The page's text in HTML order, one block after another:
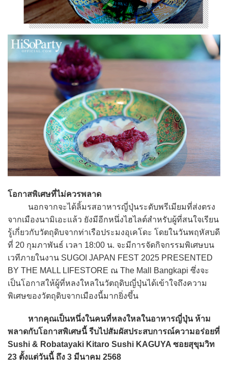
โอกาสพิเศษที่ไม่ควรพลาด
นอกจากจะได้ลิ้มรสอาหารญี่ปุ่นระดับพรีเมียมที่ส่งตรง
จากเมืองนามิเอะแล้ว ยังมีอีกหนึ่งไฮไลต์สำหรับผู้ที่สนใจเรียน
รู้เกี่ยวกับวัตถุดิบจากท่าเรือประมงอุเคโดะ โดยในวันพฤหัสบดี
ที่ 20 กุมภาพันธ์ เวลา 18:00 น. จะมีการจัดกิจกรรมพิเศษบน
เวทีภายในงาน SUGOI JAPAN FEST 2025 PRESENTED
BY THE MALL LIFESTORE ณ The Mall Bangkapi ซึ่งจะ
เป็นโอกาสให้ผู้ที่หลงใหลในวัตถุดิบญี่ปุ่นได้เข้าใจถึงความ
พิเศษของวัตถุดิบจากเมืองนี้มากยิ่งขึ้น
หากคุณเป็นหนึ่งในคนที่หลงใหลในอาหารญี่ปุ่น ห้าม
พลาดกับโอกาสพิเศษนี้ รีบไปสัมผัสประสบการณ์ความอร่อยที่
Sushi & Robatayaki Kitaro Sushi KAGUYA ซอยสุขุมวิท
23 ตั้งแต่วันนี้ ถึง 3 มีนาคม 2568